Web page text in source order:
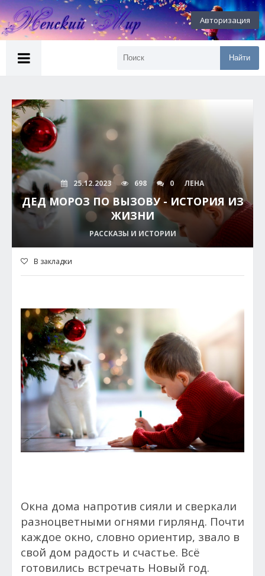
Авторизация
Найти
25.12.2023 698 0 ЛЕНА
ДЕД МОРОЗ ПО ВЫЗОВУ - ИСТОРИЯ ИЗ
ЖИЗНИ
РАССКАЗЫ И ИСТОРИИ
В закладки
Окна дома напротив сияли и сверкали
разноцветными огнями гирлянд. Почти
каждое окно, словно ориентир, звало в
свой дом радость и счастье. Всё
готовились встречать Новый год.